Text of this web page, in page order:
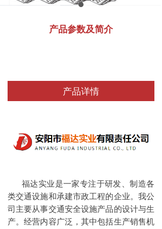
福达实业是一家专注于研发、制造各
类交通设施和承建市政工程的企业。我公
司主要从事交通安全设施产品的设计与生
产。经营内容广泛，其中包括生产销售机
产品参数及简介
产品详情